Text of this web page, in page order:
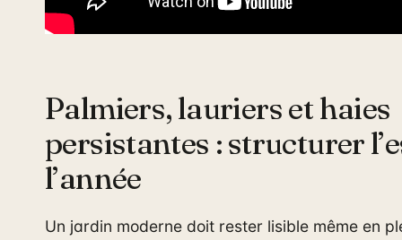
Palmiers, lauriers et haies
persistantes : structurer
l’année
Un jardin moderne doit rester lisible même en